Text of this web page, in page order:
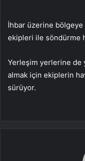
İhbar üzerine
ekipleri ile söndürme
Yerleşim yerlerine de
almak için ekiplerin
sürüyor.